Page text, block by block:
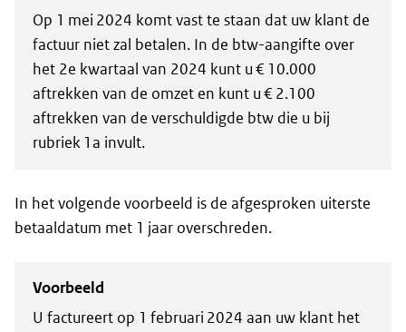
Op 1 mei 2024 komt vast te staan dat uw klant de
factuur niet zal betalen. In de btw-aangifte over
het 2e kwartaal van 2024 kunt u € 10.000
aftrekken van de omzet en kunt u € 2.100
aftrekken van de verschuldigde btw die u bij
rubriek 1a invult.
In het volgende voorbeeld is de afgesproken uiterste
betaaldatum met 1 jaar overschreden.
Voorbeeld
U factureert op 1 februari 2024 aan uw klant het